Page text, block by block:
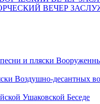
ВЕЧЕР
и пляски
Воздушно-десантных
Ушаковской Беседе